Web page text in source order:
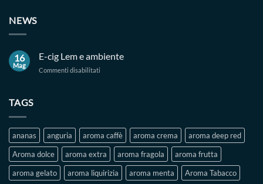
NEWS
16
Mag
E-cig Lem e ambiente
Commenti disabilitati
TAGS
ananas anguria aroma caffè aroma crema
aroma deep red
Aroma dolce
aroma extra aroma fragola
aroma frutta
aroma gelato
aroma liquirizia aroma menta Aroma Tabacco